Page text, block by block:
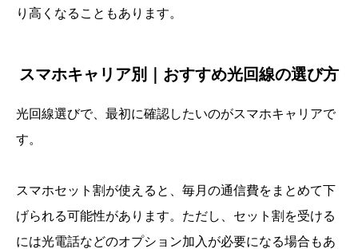
り高くなることもあります。
スマホキャリア別｜おすすめ光回線の選び方
光回線選びで、最初に確認したいのがスマホキャリアで
す。
スマホセット割が使えると、毎月の通信費をまとめて下
げられる可能性があります。ただし、セット割を受ける
には光電話などのオプション加入が必要になる場合もあ